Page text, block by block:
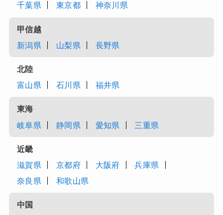
千葉県
東京都 神奈川県
甲信越
新潟県
山梨県 長野県
北陸
富山県
石川県 福井県
東海
岐阜県
静岡県 愛知県 三重県
近畿
滋賀県
京都府 大阪府
兵庫県
奈良県
和歌山県
中国